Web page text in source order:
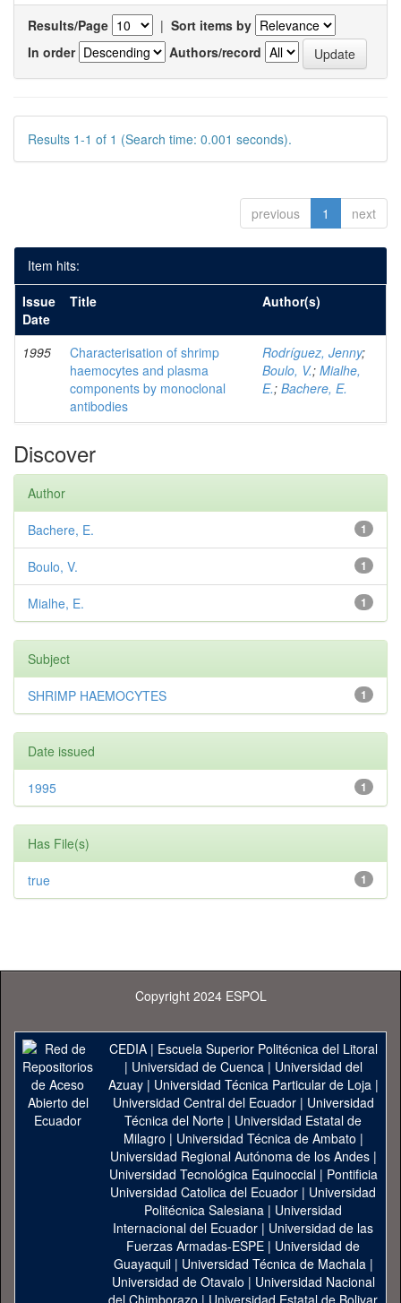
Results/Page | Sort items by
In order
Authors/record
Results 1-1 of 1 (Search time: 0.001 seconds).
previous 1 next
Item hits:
Issue
Date
Title Author(s)
1995
Characterisation of shrimp
haemocytes and plasma
components by monoclonal
antibodies
Rodríguez, Jenny;
Boulo, V.; Mialhe,
E.; Bachere, E.
Discover
Author
1
Bachere, E.
1
Boulo, V.
1
Mialhe, E.
Subject
1
SHRIMP HAEMOCYTES
Date issued
1
1995
Has File(s)
1
true
Copyright 2024 ESPOL
CEDIA| Escuela Superior Politécnica del Litoral
| Universidad de Cuenca| Universidad del
Azuay| Universidad Técnica Particular de Loja|
Universidad Central del Ecuador| Universidad
Técnica del Norte | Universidad Estatal de
Milagro | Universidad Técnica de Ambato |
Universidad Regional Autónoma de los Andes|
Universidad Tecnológica Equinoccial| Pontificia
Universidad Catolica del Ecuador | Universidad
Politécnica Salesiana | Universidad
Internacional del Ecuador | Universidad de las
Fuerzas Armadas-ESPE | Universidad de
Guayaquil| Universidad Técnica de Machala|
Universidad de Otavalo | Universidad Nacional
del Chimborazo | Universidad Estatal de Bolivar